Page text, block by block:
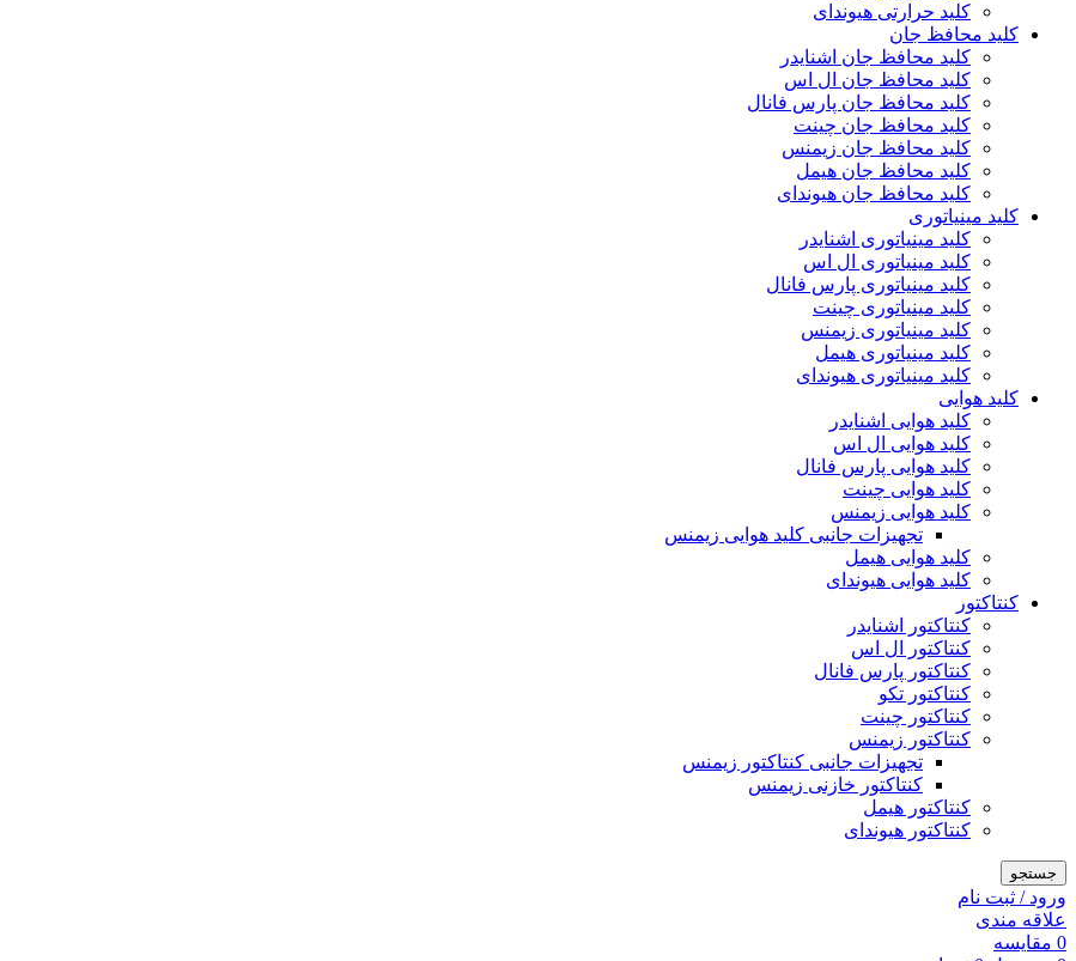
کلید حرارتی هیوندای
کلید محافظ جان
کلید محافظ جان اشنایدر
کلید محافظ جان ال اس
کلید محافظ جان پارس فانال
کلید محافظ جان چینت
کلید محافظ جان زیمنس
کلید محافظ جان هیمل
کلید محافظ جان هیوندای
کلید مینیاتوری
کلید مینیاتوری اشنایدر
کلید مینیاتوری ال اس
کلید مینیاتوری پارس فانال
کلید مینیاتوری چینت
کلید مینیاتوری زیمنس
کلید مینیاتوری هیمل
کلید مینیاتوری هیوندای
کلید هوایی
کلید هوایی اشنایدر
کلید هوایی ال اس
کلید هوایی پارس فانال
کلید هوایی چینت
کلید هوایی زیمنس
تجهیزات جانبی کلید هوایی زیمنس
کلید هوایی هیمل
کلید هوایی هیوندای
کنتاکتور
کنتاکتور اشنایدر
کنتاکتور ال اس
کنتاکتور پارس فانال
کنتاکتور تکو
کنتاکتور چینت
کنتاکتور زیمنس
تجهیزات جانبی کنتاکتور زیمنس
کنتاکتور خازنی زیمنس
کنتاکتور هیمل
کنتاکتور هیوندای
جستجو
ورود / ثبت نام
علاقه مندی
0 مقایسه